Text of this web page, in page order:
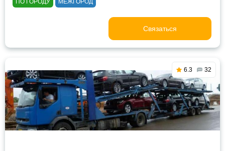
ПО ГОРОДУ МЕЖГОРОД
Связаться
6.3 32